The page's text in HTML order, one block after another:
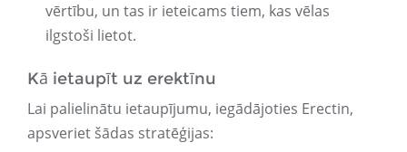
vērtību, un tas ir ieteicams tiem, kas vēlas
ilgstoši lietot.
Kā ietaupīt uz erektīnu
Lai palielinātu ietaupījumu, iegādājoties Erectin,
apsveriet šādas stratēģijas: